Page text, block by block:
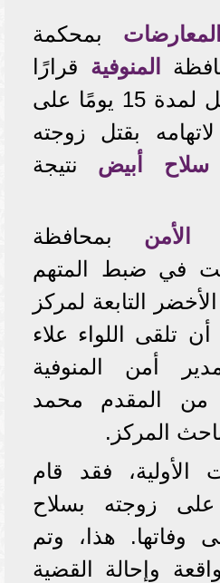
بمحكمة
المنوفية قرارًا
بتجديد حبس عامل لمدة 15 يومًا على
بقتل زوجته
سلاح أبيض نتيجة
الأمن بمحافظة
في ضبط المتهم
التابعة لمركز
تلقى اللواء علاء
أمن المنوفية
من المقدم محمد
المركز.
الأولية، فقد قام
على زوجته بسلاح
وفاتها. هذا، وتم
وإحالة القضية